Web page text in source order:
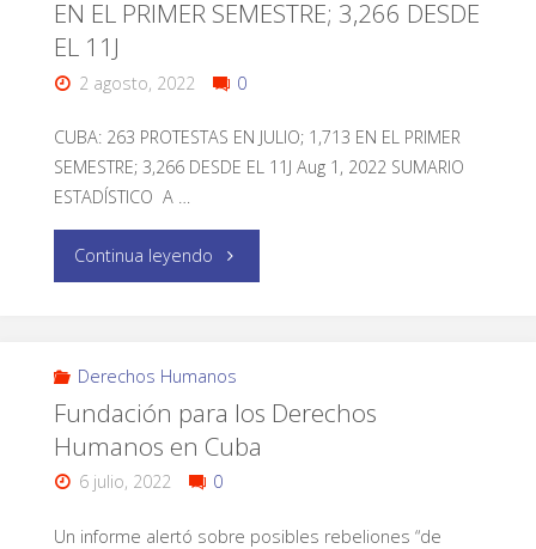
EN EL PRIMER SEMESTRE; 3,266 DESDE
EL 11J
2 agosto, 2022 0
CUBA: 263 PROTESTAS EN JULIO; 1,713 EN EL PRIMER
SEMESTRE; 3,266 DESDE EL 11J Aug 1, 2022 SUMARIO
ESTADÍSTICO A …
Continua leyendo
Derechos Humanos
Fundación para los Derechos
Humanos en Cuba
6 julio, 2022 0
Un informe alertó sobre posibles rebeliones “de